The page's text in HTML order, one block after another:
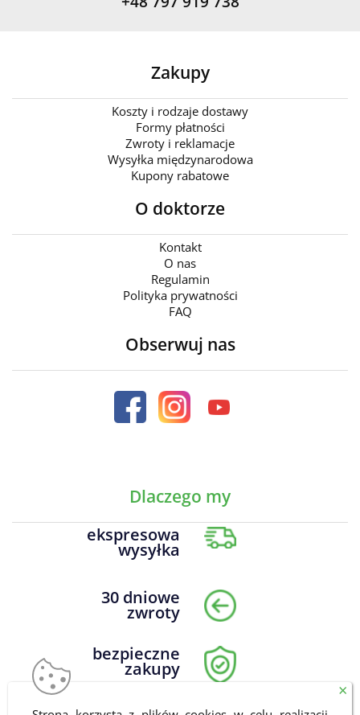
Zakupy
Koszty i rodzaje dostawy
Formy płatności
Zwroty i reklamacje
Wysyłka międzynarodowa
Kupony rabatowe
O doktorze
Kontakt
O nas
Regulamin
Polityka prywatności
FAQ
Obserwuj nas
Dlaczego my
ekspresowa
wysyłka
30 dniowe
zwroty
bezpieczne
zakupy
×